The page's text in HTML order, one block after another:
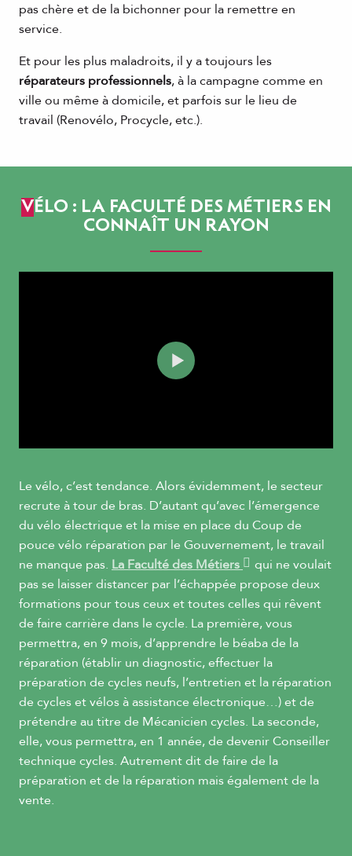
pas chère et de la bichonner pour la remettre en
service.
Et pour les plus maladroits, il y a toujours les
réparateurs professionnels, à la campagne comme en
ville ou même à domicile, et parfois sur le lieu de
travail (Renovélo, Procycle, etc.).
VÉLO : LA FACULTÉ DES MÉTIERS EN
CONNAÎT UN RAYON
Le vélo, c’est tendance. Alors évidemment, le secteur
recrute à tour de bras. D’autant qu’avec l’émergence
du vélo électrique et la mise en place du Coup de
pouce vélo réparation par le Gouvernement, le travail
ne manque pas. La Faculté des Métiers
qui ne voulait
pas se laisser distancer par l’échappée propose deux
formations pour tous ceux et toutes celles qui rêvent
de faire carrière dans le cycle. La première, vous
permettra, en 9 mois, d’apprendre le béaba de la
réparation (établir un diagnostic, effectuer la
préparation de cycles neufs, l’entretien et la réparation
de cycles et vélos à assistance électronique…) et de
prétendre au titre de Mécanicien cycles. La seconde,
elle, vous permettra, en 1 année, de devenir Conseiller
technique cycles. Autrement dit de faire de la
préparation et de la réparation mais également de la
vente.